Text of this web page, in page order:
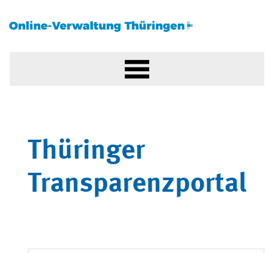
Thüringer
Transparenzportal